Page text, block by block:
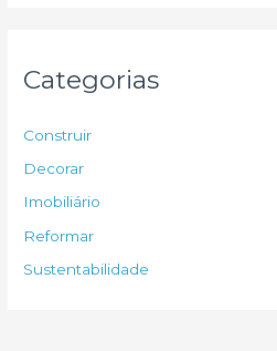
p
o
r
Categorias
Construir
Decorar
Imobiliário
Reformar
Sustentabilidade